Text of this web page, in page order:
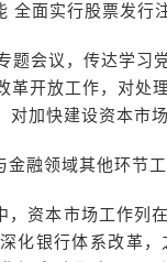
全面实行股票发行
题会议，传达学习
开放工作，对处
加快建设资本市
融领域其他环节工
，资本市场工作列
化银行体系改革